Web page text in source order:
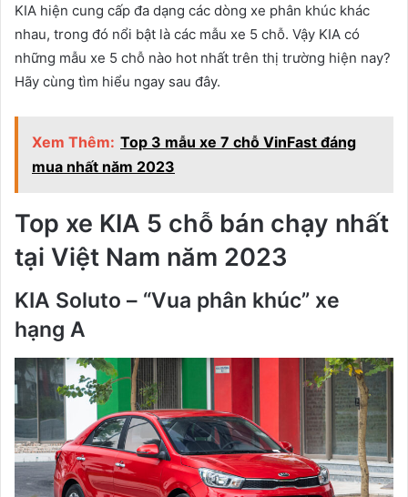
KIA hiện cung cấp đa dạng các dòng xe phân khúc khác
nhau, trong đó nổi bật là các mẫu xe 5 chỗ. Vậy KIA có
những mẫu xe 5 chỗ nào hot nhất trên thị trường hiện nay?
Hãy cùng tìm hiểu ngay sau đây.
Xem Thêm: Top 3 mẫu xe 7 chỗ VinFast đáng
mua nhất năm 2023
Top xe KIA 5 chỗ bán chạy nhất
tại Việt Nam năm 2023
KIA Soluto – “Vua phân khúc” xe
hạng A